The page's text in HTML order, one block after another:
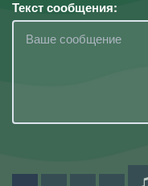
Текст сообщения: